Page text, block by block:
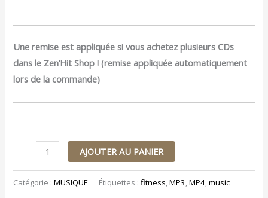
Une remise est appliquée si vous achetez plusieurs CDs
dans le Zen’Hit Shop ! (remise appliquée automatiquement
lors de la commande)
AJOUTER AU PANIER
Catégorie :MUSIQUE Étiquettes :fitness,MP3,MP4,music